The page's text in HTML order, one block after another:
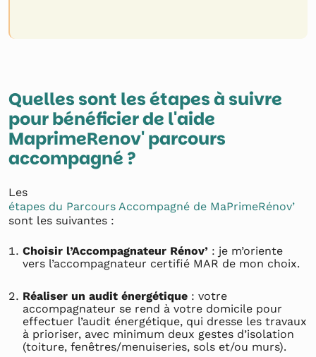
Quelles sont les étapes à suivre
pour bénéficier de l'aide
MaprimeRenov' parcours
accompagné ?
Les
étapes du Parcours Accompagné de MaPrimeRénov’
sont les suivantes :
Choisir l’Accompagnateur Rénov’ : je m’oriente
vers l’accompagnateur certifié MAR de mon choix.
Réaliser un audit énergétique : votre
accompagnateur se rend à votre domicile pour
effectuer l’audit énergétique, qui dresse les travaux
à prioriser, avec minimum deux gestes d’isolation
(toiture, fenêtres/menuiseries, sols et/ou murs).